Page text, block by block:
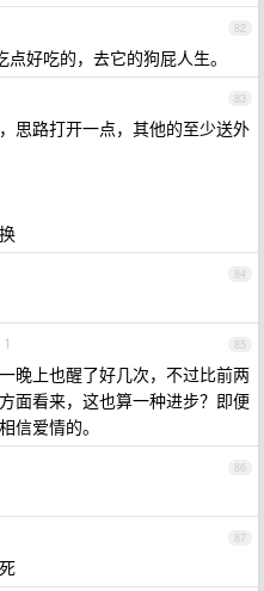
82
好吃的，去它的狗屁人生。
83
思路打开一点，其他的至少送外
84
85
1
晚上也醒了好几次，不过比前两
面看来，这也算一种进步？即便
信爱情的。
86
87